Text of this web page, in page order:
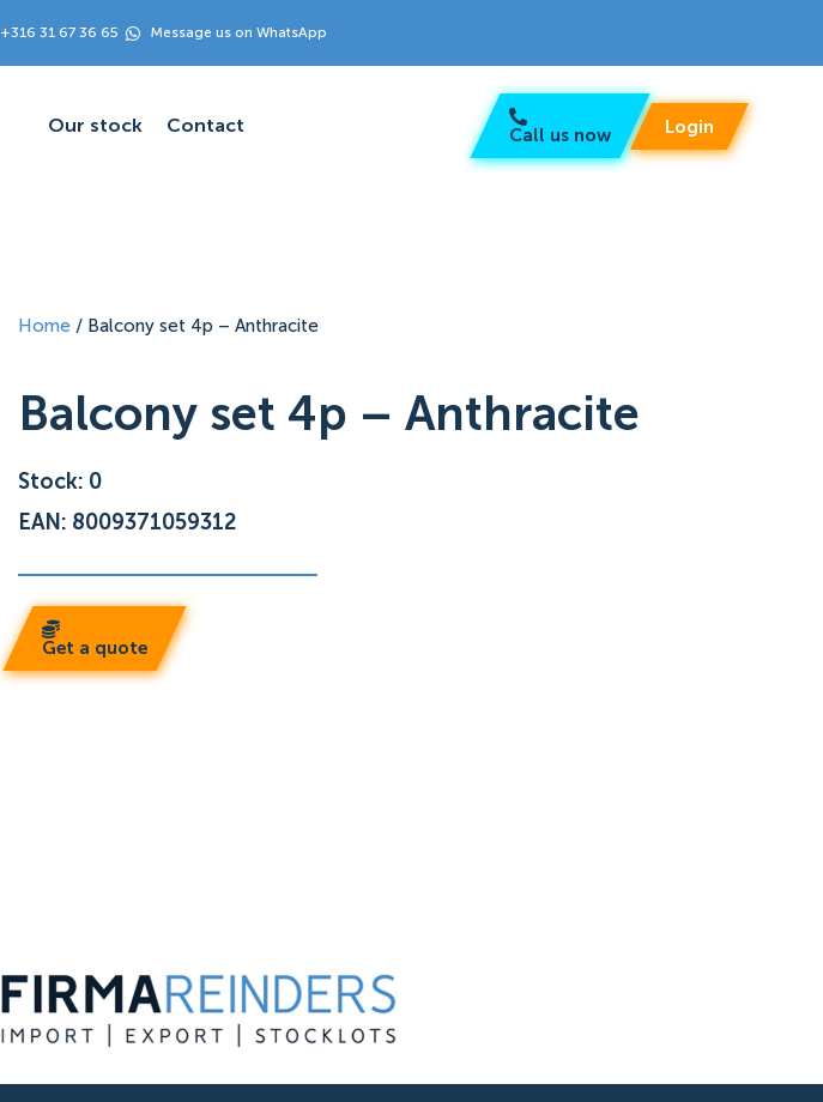
+316 31 67 36 65 Message us on WhatsApp
Our stock Contact Call us now Login
Home / Balcony set 4p – Anthracite
Balcony set 4p – Anthracite
Stock: 0
EAN: 8009371059312
Get a quote